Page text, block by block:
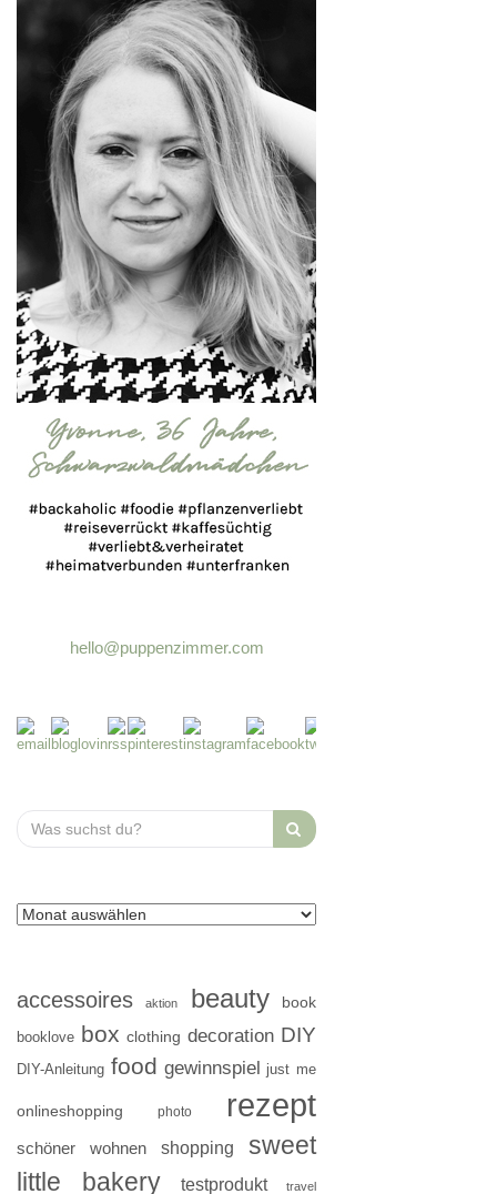
hello@puppenzimmer.com
Search
for:
accessoires aktion beauty book
booklove box clothing decoration DIY
DIY-Anleitung food gewinnspiel just me
onlineshopping photo rezept
schöner wohnen shopping
sweet
little bakery
testprodukt travel